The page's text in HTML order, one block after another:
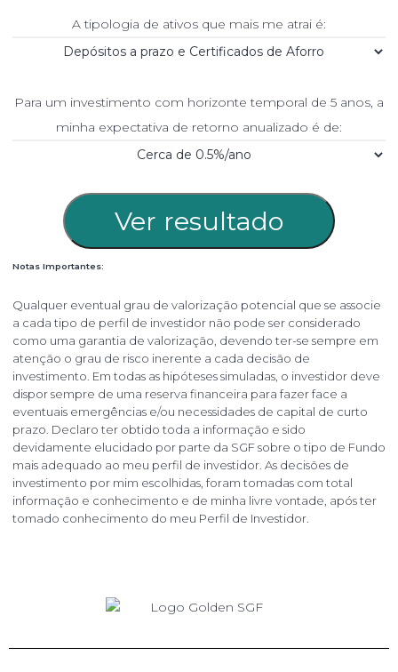
A tipologia de ativos que mais me atrai é:
Para um investimento com horizonte temporal de 5 anos, a
minha expectativa de retorno anualizado é de:
Ver resultado
Notas Importantes:
Qualquer eventual grau de valorização potencial que se associe
a cada tipo de perfil de investidor não pode ser considerado
como uma garantia de valorização, devendo ter-se sempre em
atenção o grau de risco inerente a cada decisão de
investimento. Em todas as hipóteses simuladas, o investidor deve
dispor sempre de uma reserva financeira para fazer face a
eventuais emergências e/ou necessidades de capital de curto
prazo. Declaro ter obtido toda a informação e sido
devidamente elucidado por parte da SGF sobre o tipo de Fundo
mais adequado ao meu perfil de investidor. As decisões de
investimento por mim escolhidas, foram tomadas com total
informação e conhecimento e de minha livre vontade, após ter
tomado conhecimento do meu Perfil de Investidor.